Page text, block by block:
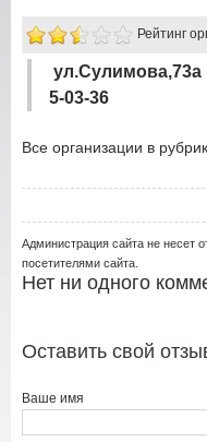
Рейтинг
ул.Сулимова,73а
5-03-36
Все организации в
Администрация сайта не несет
посетителями сайта.
Нет ни одного
Оставить свой
Ваше имя